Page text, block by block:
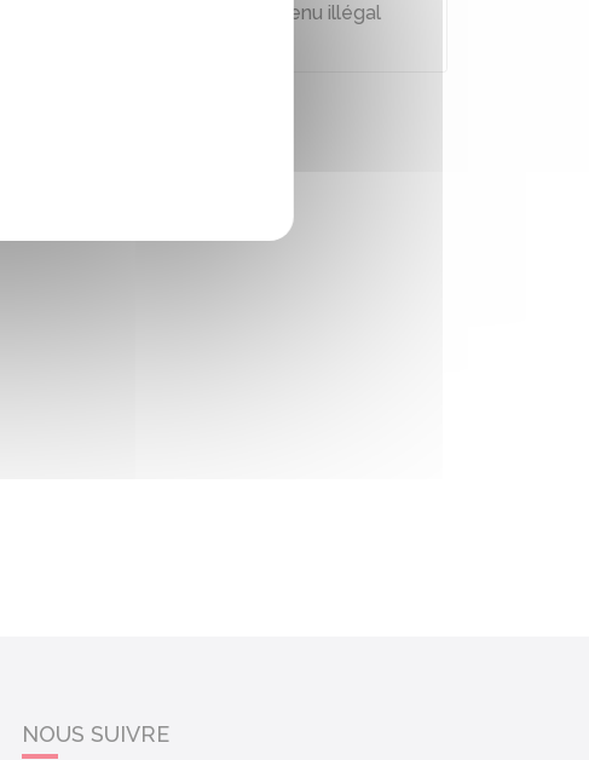
Comment signaler un contenu illégal
NOUS SUIVRE